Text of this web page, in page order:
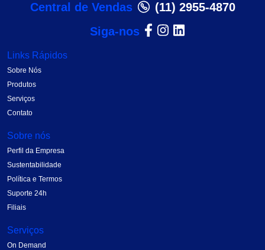
Central de Vendas
(11) 2955-4870
Siga-nos
Links Rápidos
Sobre Nós
Produtos
Serviços
Contato
Sobre nós
Perfil da Empresa
Sustentabilidade
Política e Termos
Suporte 24h
Filiais
Serviços
On Demand